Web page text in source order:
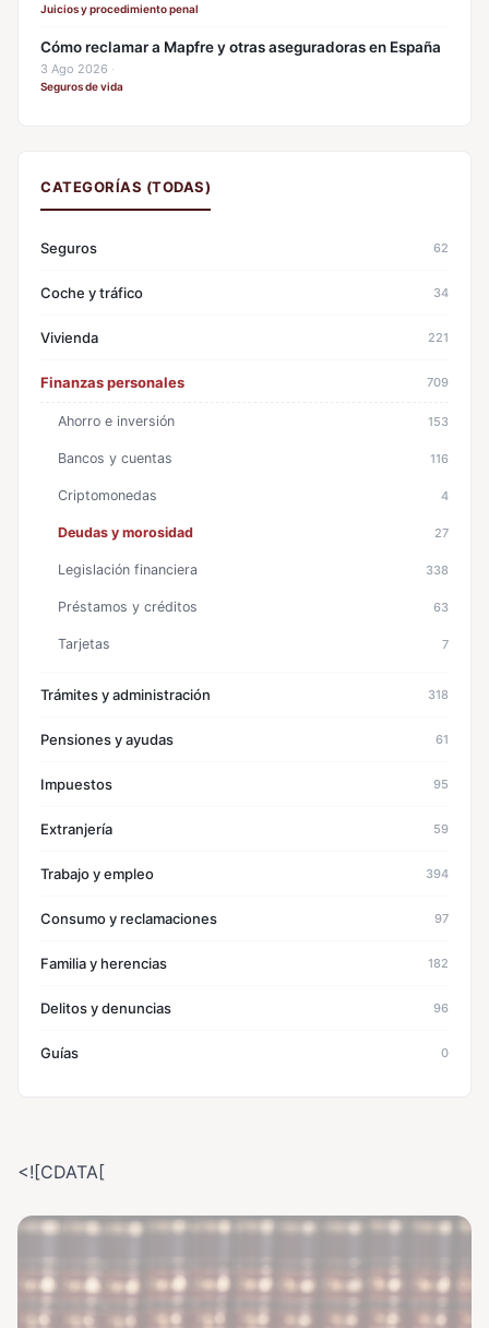
Juicios y procedimiento penal
Cómo reclamar a Mapfre y otras aseguradoras en España
3 Ago 2026 ·
Seguros de vida
CATEGORÍAS (TODAS)
Seguros 62
Coche y tráfico 34
Vivienda 221
Finanzas personales 709
Ahorro e inversión 153
Bancos y cuentas 116
Criptomonedas 4
Deudas y morosidad 27
Legislación financiera 338
Préstamos y créditos 63
Tarjetas 7
Trámites y administración 318
Pensiones y ayudas 61
Impuestos 95
Extranjería 59
Trabajo y empleo 394
Consumo y reclamaciones 97
Familia y herencias 182
Delitos y denuncias 96
Guías 0
<![CDATA[